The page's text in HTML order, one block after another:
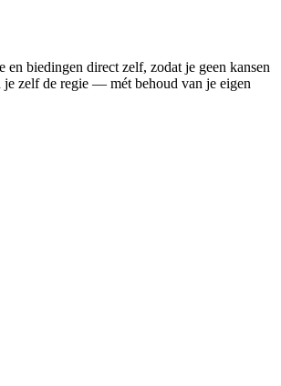
biedingen direct zelf, zodat je geen kansen
zelf de regie — mét behoud van je eigen